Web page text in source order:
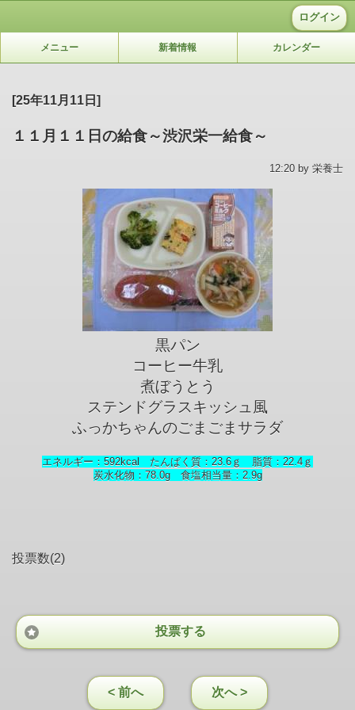
ログイン
メニュー 新着情報 カレンダー
[25年11月11日]
１１月１１日の給食～渋沢栄一給食～
12:20 by 栄養士
黒パン
コーヒー牛乳
煮ぼうとう
ステンドグラスキッシュ風
ふっかちゃんのごまごまサラダ
エネルギー：592kcal たんぱく質：23.6ｇ 脂質：22.4ｇ
炭水化物：78.0g 食塩相当量：2.9g
投票数(2)
投票する
< 前へ 次へ >